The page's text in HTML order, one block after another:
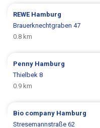
REWE Hamburg
Brauerknechtgraben 47
0.8 km
Penny Hamburg
Thielbek 8
0.9 km
Bio company Hamburg
Stresemannstraße 62